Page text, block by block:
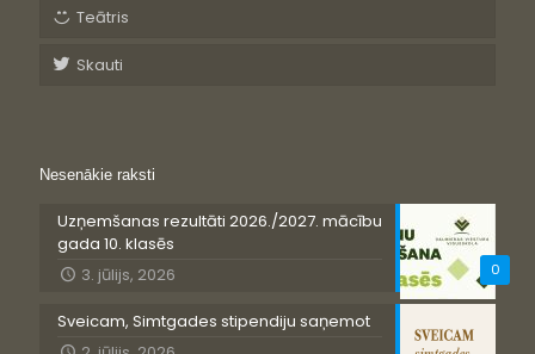
Teātris
Skauti
Nesenākie raksti
0
Uzņemšanas rezultāti 2026./2027. mācību
gada 10. klasēs
3. jūlijs, 2026
Sveicam, Simtgades stipendiju saņemot